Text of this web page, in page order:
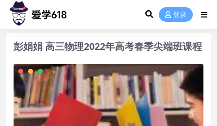
登录
彭娟娟 高三物理2022年高考春季尖端班课程